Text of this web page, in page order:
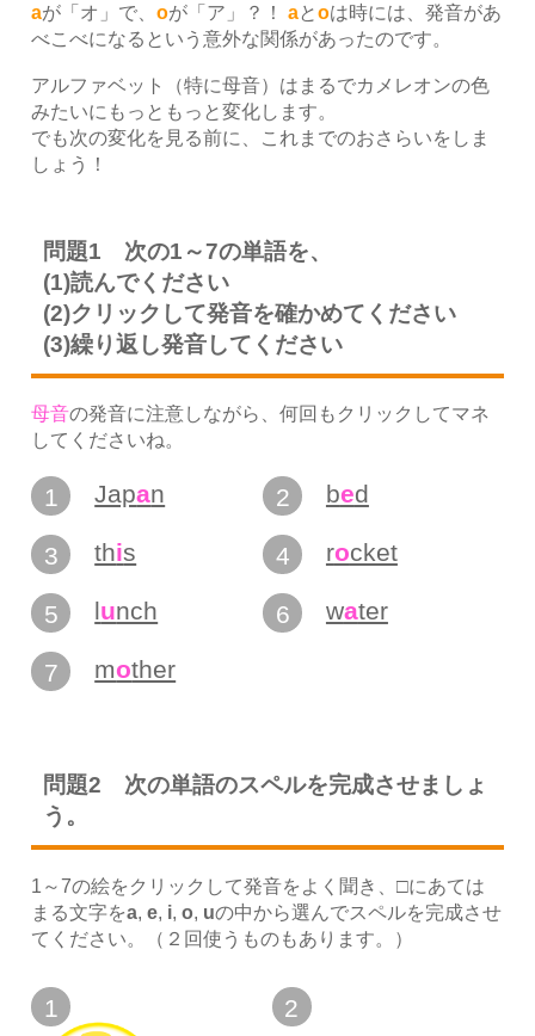
aが「オ」で、oが「ア」？！aとoは時には、発音があ
べこべになるという意外な関係があったのです。
アルファベット（特に母音）はまるでカメレオンの色
みたいにもっともっと変化します。
でも次の変化を見る前に、これまでのおさらいをしま
しょう！
問題1 次の1～7の単語を、
(1)読んでください
(2)クリックして発音を確かめてください
(3)繰り返し発音してください
母音の発音に注意しながら、何回もクリックしてマネ
してくださいね。
1 Japan 2 bed
3 this 4 rocket
5 lunch 6 water
7 mother
問題2 次の単語のスペルを完成させましょ
う。
1～7の絵をクリックして発音をよく聞き、□にあては
まる文字をa,e, i,o, uの中から選んでスペルを完成させ
てください。（２回使うものもあります。）
1 2